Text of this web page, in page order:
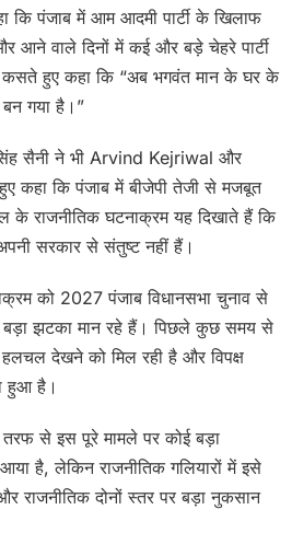
कि पंजाब में आम आदमी पार्टी के खिलाफ
आने वाले दिनों में कई और बड़े चेहरे पार्टी
हुए कहा कि “अब भगवंत मान के घर के
गया है।”
सिंह सैनी ने भी Arvind Kejriwal और
कहा कि पंजाब में बीजेपी तेजी से मजबूत
के राजनीतिक घटनाक्रम यह दिखाते हैं कि
सरकार से संतुष्ट नहीं हैं।
को 2027 पंजाब विधानसभा चुनाव से
बड़ा झटका मान रहे हैं। पिछले कुछ समय से
हलचल देखने को मिल रही है और विपक्ष
हुआ है।
तरफ से इस पूरे मामले पर कोई बड़ा
है, लेकिन राजनीतिक गलियारों में इसे
राजनीतिक दोनों स्तर पर बड़ा नुकसान